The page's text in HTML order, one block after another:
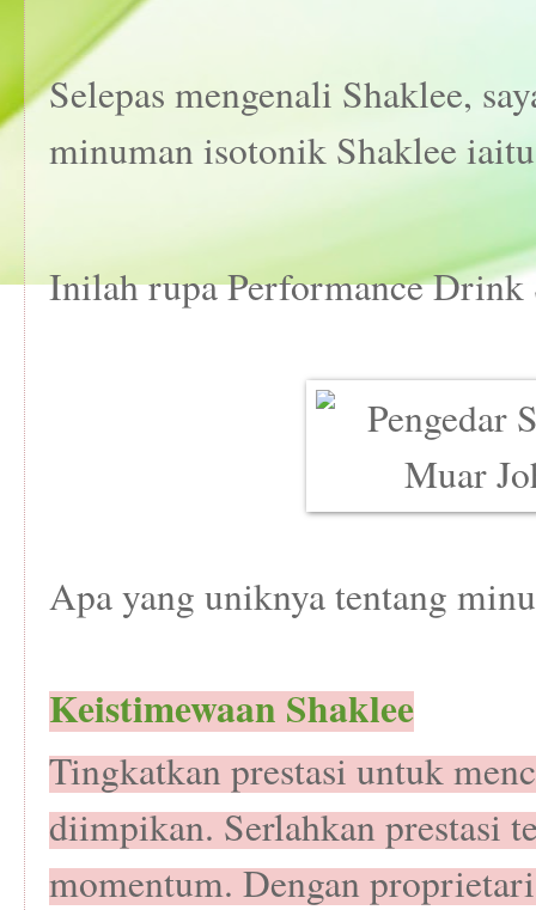
Selepas mengenali Shaklee,
minuman isotonik Shaklee
Inilah rupa Performance
Apa yang uniknya tentang
Keistimewaan Shaklee
Tingkatkan prestasi untuk
diimpikan. Serlahkan prestasi
momentum. Dengan